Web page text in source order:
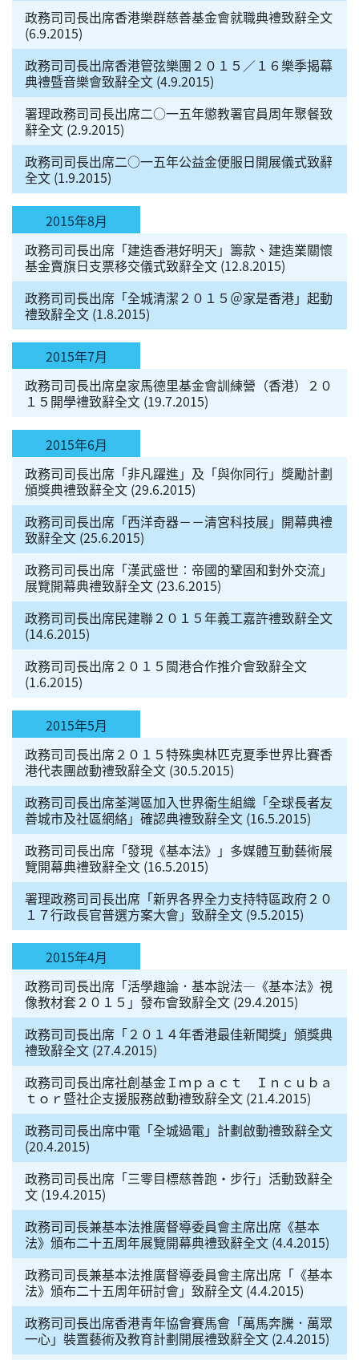
政務司司長出席香港樂群慈善基金會就職典禮致辭全文
(6.9.2015)
政務司司長出席香港管弦樂團２０１５／１６樂季揭幕
典禮暨音樂會致辭全文 (4.9.2015)
署理政務司司長出席二○一五年懲教署官員周年聚餐致
辭全文 (2.9.2015)
政務司司長出席二○一五年公益金便服日開展儀式致辭
全文 (1.9.2015)
2015年8月
政務司司長出席「建造香港好明天」籌款、建造業關懷
基金賣旗日支票移交儀式致辭全文 (12.8.2015)
政務司司長出席「全城清潔２０１５＠家是香港」起動
禮致辭全文 (1.8.2015)
2015年7月
政務司司長出席皇家馬德里基金會訓練營（香港）２０
１５開學禮致辭全文 (19.7.2015)
2015年6月
政務司司長出席「非凡躍進」及「與你同行」獎勵計劃
頒獎典禮致辭全文 (29.6.2015)
政務司司長出席「西洋奇器－－清宮科技展」開幕典禮
致辭全文 (25.6.2015)
政務司司長出席「漢武盛世︰帝國的鞏固和對外交流」
展覽開幕典禮致辭全文 (23.6.2015)
政務司司長出席民建聯２０１５年義工嘉許禮致辭全文
(14.6.2015)
政務司司長出席２０１５閩港合作推介會致辭全文
(1.6.2015)
2015年5月
政務司司長出席２０１５特殊奧林匹克夏季世界比賽香
港代表團啟動禮致辭全文 (30.5.2015)
政務司司長出席荃灣區加入世界衞生組織「全球長者友
善城市及社區網絡」確認典禮致辭全文 (16.5.2015)
政務司司長出席「發現《基本法》」多媒體互動藝術展
覽開幕典禮致辭全文 (16.5.2015)
署理政務司司長出席「新界各界全力支持特區政府２０
１７行政長官普選方案大會」致辭全文 (9.5.2015)
2015年4月
政務司司長出席「活學趣論．基本說法—《基本法》視
像教材套２０１５」發布會致辭全文 (29.4.2015)
政務司司長出席「２０１４年香港最佳新聞獎」頒獎典
禮致辭全文 (27.4.2015)
政務司司長出席社創基金Ｉｍｐａｃｔ Ｉｎｃｕｂａ
ｔｏｒ暨社企支援服務啟動禮致辭全文 (21.4.2015)
政務司司長出席中電「全城過電」計劃啟動禮致辭全文
(20.4.2015)
政務司司長出席「三零目標慈善跑‧步行」活動致辭全
文 (19.4.2015)
政務司司長兼基本法推廣督導委員會主席出席《基本
法》頒布二十五周年展覽開幕典禮致辭全文 (4.4.2015)
政務司司長兼基本法推廣督導委員會主席出席「《基本
法》頒布二十五周年研討會」致辭全文 (4.4.2015)
政務司司長出席香港青年協會賽馬會「萬馬奔騰．萬眾
一心」裝置藝術及教育計劃開展禮致辭全文 (2.4.2015)